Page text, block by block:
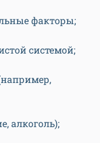
факторы;
системой;
алкоголь);